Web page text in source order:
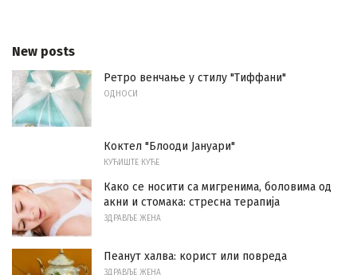
New posts
Ретро венчање у стилу "Тиффани"
ОДНОСИ
Коктел "Блооди Јануари"
КУЋИШТЕ КУЋЕ
Како се носити са мигренима, боловима од
акни и стомака: стресна терапија
ЗДРАВЉЕ ЖЕНА
Пеанут халва: корист или повреда
ЗДРАВЉЕ ЖЕНА